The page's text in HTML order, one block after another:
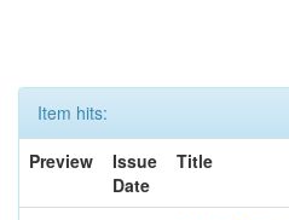
Item hits:
Preview
Issue
Date
Title